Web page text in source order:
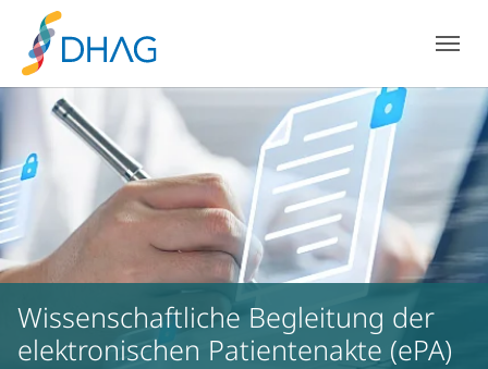
Zum Hauptinhalt springen
Skip to page footer
Wissenschaftliche Begleitung der
elektronischen Patientenakte (ePA)